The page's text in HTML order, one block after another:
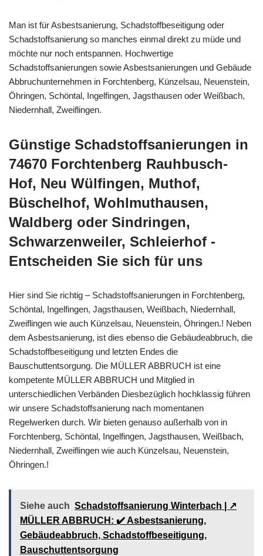
Man ist für Asbestsanierung, Schadstoffbeseitigung oder
Schadstoffsanierung so manches einmal direkt zu müde und
möchte nur noch entspannen. Hochwertige
Schadstoffsanierungen sowie Asbestsanierungen und Gebäude
Abbruchunternehmen in Forchtenberg, Künzelsau, Neuenstein,
Öhringen, Schöntal, Ingelfingen, Jagsthausen oder Weißbach,
Niedernhall, Zweiflingen.
Günstige Schadstoffsanierungen in
74670 Forchtenberg Rauhbusch-
Hof, Neu Wülfingen, Muthof,
Büschelhof, Wohlmuthausen,
Waldberg oder Sindringen,
Schwarzenweiler, Schleierhof -
Entscheiden Sie sich für uns
Hier sind Sie richtig – Schadstoffsanierungen in Forchtenberg,
Schöntal, Ingelfingen, Jagsthausen, Weißbach, Niedernhall,
Zweiflingen wie auch Künzelsau, Neuenstein, Öhringen.! Neben
dem Asbestsanierung, ist dies ebenso die Gebäudeabbruch, die
Schadstoffbeseitigung und letzten Endes die
Bauschuttentsorgung. Die MÜLLER ABBRUCH ist eine
kompetente MÜLLER ABBRUCH und Mitglied in
unterschiedlichen Verbänden Diesbezüglich hochklassig führen
wir unsere Schadstoffsanierung nach momentanen
Regelwerken durch. Wir bieten genauso außerhalb von in
Forchtenberg, Schöntal, Ingelfingen, Jagsthausen, Weißbach,
Niedernhall, Zweiflingen wie auch Künzelsau, Neuenstein,
Öhringen.!
Siehe auch Schadstoffsanierung Winterbach | ↗️
MÜLLER ABBRUCH: ✔️ Asbestsanierung,
Gebäudeabbruch, Schadstoffbeseitigung,
Bauschuttentsorgung